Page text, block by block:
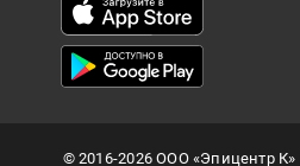
©2016-2026ООО «Эпицентр К»